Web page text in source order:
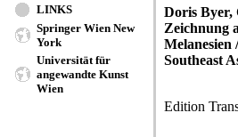
LINKS
Springer Wien New
York
Universität für
angewandte Kunst
Wien
Doris Byer,
Zeichnung
Southeast
Edition